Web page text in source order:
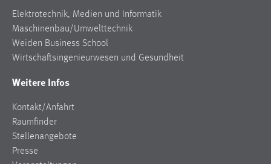
Elektrotechnik, Medien und Informatik
Maschinenbau/Umwelttechnik
Weiden Business School
Wirtschaftsingenieurwesen und Gesundheit
Weitere Infos
Kontakt/Anfahrt
Raumfinder
Stellenangebote
Presse